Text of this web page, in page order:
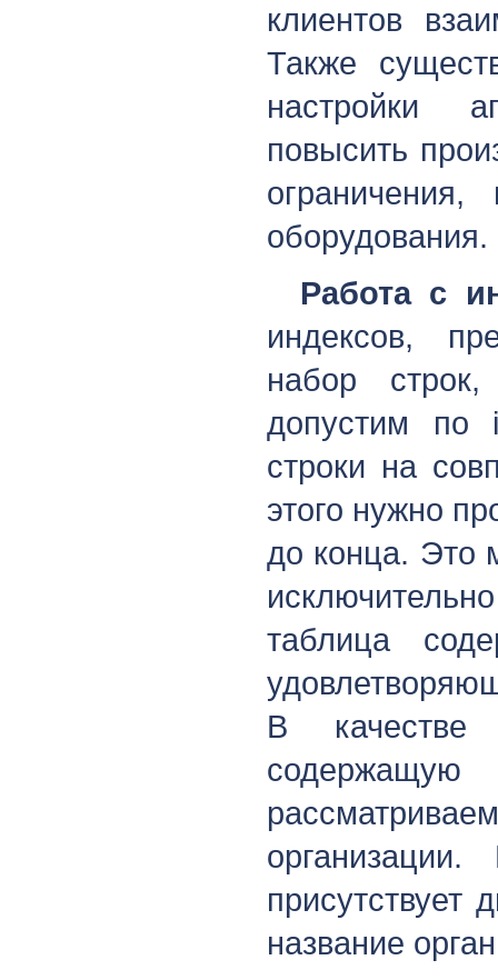
клиентов
Также
настройки
повысить
оборудования.
Работа с
индексов,
набор
допустим по
строки на
этого нужно
до конца. Это
таблица
В качестве
присутствует
название